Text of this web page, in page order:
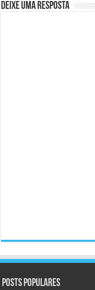
Deixe uma resposta
Posts populares